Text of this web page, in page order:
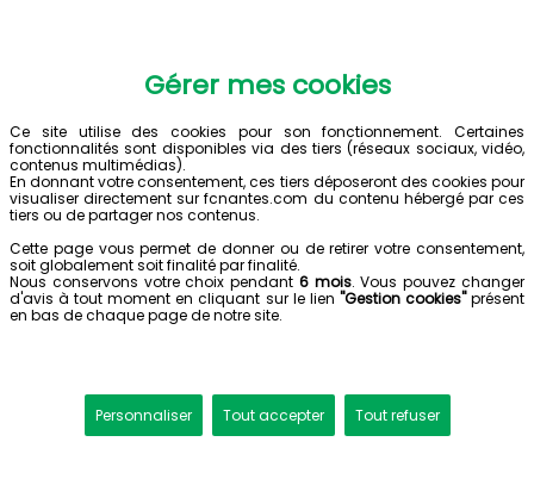
Gérer mes cookies
Ce site utilise des cookies pour son fonctionnement. Certaines
fonctionnalités sont disponibles via des tiers (réseaux sociaux, vidéo,
contenus multimédias).
En donnant votre consentement, ces tiers déposeront des cookies pour
visualiser directement sur fcnantes.com du contenu hébergé par ces
tiers ou de partager nos contenus.
Cette page vous permet de donner ou de retirer votre consentement,
soit globalement soit finalité par finalité.
Nous conservons votre choix pendant 6 mois. Vous pouvez changer
d'avis à tout moment en cliquant sur le lien "Gestion cookies"présent
en bas de chaque page de notre site.
Personnaliser Tout accepter Tout refuser